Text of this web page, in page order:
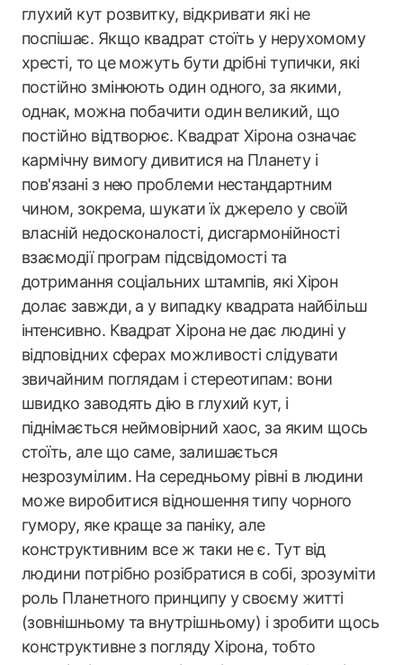
глухий кут розвитку, відкривати які не
поспішає. Якщо квадрат стоїть у нерухомому
хресті, то це можуть бути дрібні тупички, які
постійно змінюють один одного, за якими,
однак, можна побачити один великий, що
постійно відтворює. Квадрат Хірона означає
кармічну вимогу дивитися на Планету і
пов'язані з нею проблеми нестандартним
чином, зокрема, шукати їх джерело у своїй
власній недосконалості, дисгармонійності
взаємодії програм підсвідомості та
дотримання соціальних штампів, які Хірон
долає завжди, а у випадку квадрата найбільш
інтенсивно. Квадрат Хірона не дає людині у
відповідних сферах можливості слідувати
звичайним поглядам і стереотипам: вони
швидко заводять дію в глухий кут, і
піднімається неймовірний хаос, за яким щось
стоїть, але що саме, залишається
незрозумілим. На середньому рівні в людини
може виробитися відношення типу чорного
гумору, яке краще за паніку, але
конструктивним все ж таки не є. Тут від
людини потрібно розібратися в собі, зрозуміти
роль Планетного принципу у своєму житті
(зовнішньому та внутрішньому) і зробити щось
конструктивне з погляду Хірона, тобто